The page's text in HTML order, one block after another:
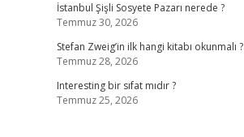
İstanbul Şişli Sosyete Pazarı nerede ?
Temmuz 30, 2026
Stefan Zweig’in ilk hangi kitabı okunmalı ?
Temmuz 28, 2026
Interesting bir sıfat mıdır ?
Temmuz 25, 2026